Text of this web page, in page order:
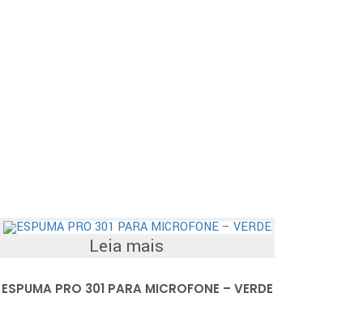
Leia mais
ESPUMA PRO 301 PARA MICROFONE – VERDE